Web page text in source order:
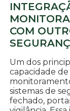
COM
Um dos
capacidade
sistemas de
fechado,